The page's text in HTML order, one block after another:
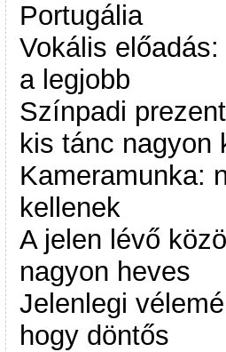
Portugália
Vokális
a legjobb
Színpadi
kis tánc nagyon
Kameramunka:
kellenek
A jelen lévő
nagyon heves
Jelenlegi
hogy döntős